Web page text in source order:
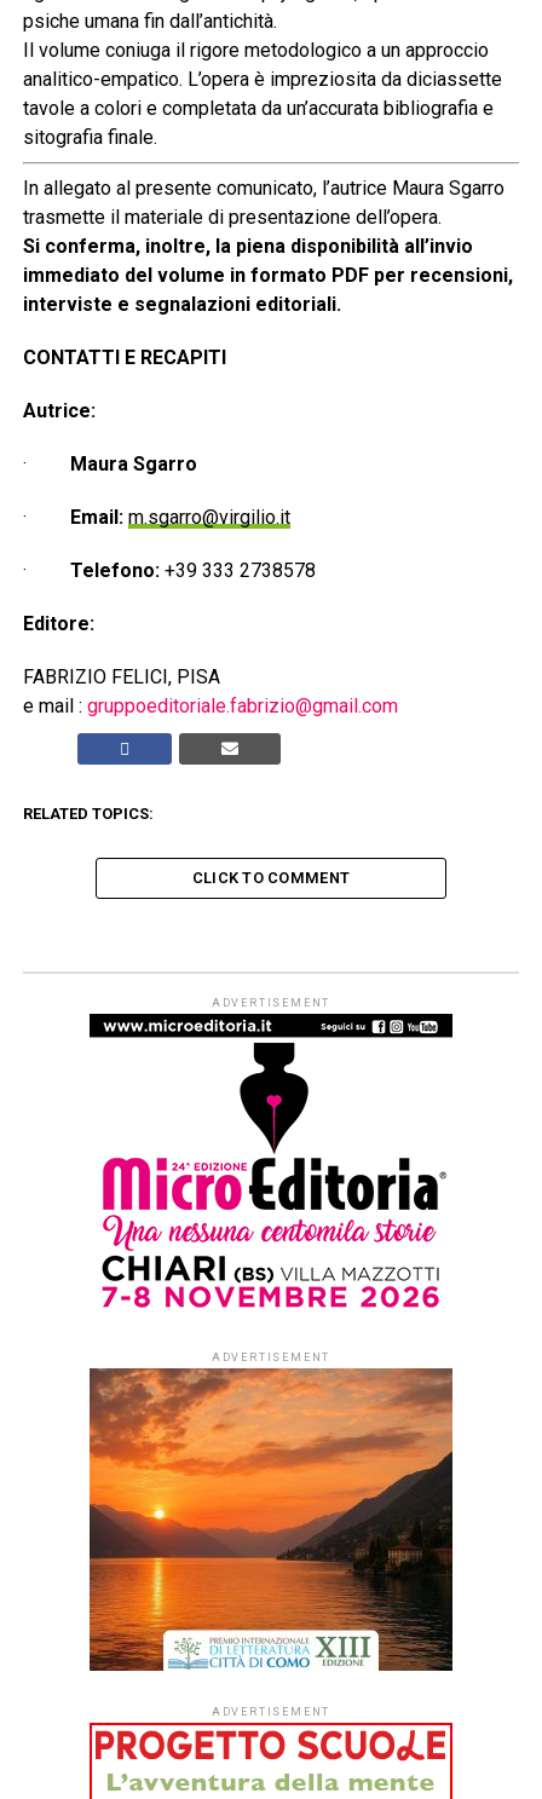
psiche umana fin dall’antichità.
Il volume coniuga il rigore metodologico a un approccio
analitico-empatico. L’opera è impreziosita da diciassette
tavole a colori e completata da un’accurata bibliografia e
sitografia finale.
In allegato al presente comunicato, l’autrice Maura Sgarro
trasmette il materiale di presentazione dell’opera.
Si conferma, inoltre, la piena disponibilità all’invio
immediato del volume in formato PDF per recensioni,
interviste e segnalazioni editoriali.
CONTATTI E RECAPITI
Autrice:
· Maura Sgarro
· Email: m.sgarro@virgilio.it
· Telefono:+39 333 2738578
Editore:
FABRIZIO FELICI, PISA
e mail : gruppoeditoriale.fabrizio@gmail.com
RELATED TOPICS:
CLICK TO COMMENT
ADVERTISEMENT
ADVERTISEMENT
ADVERTISEMENT